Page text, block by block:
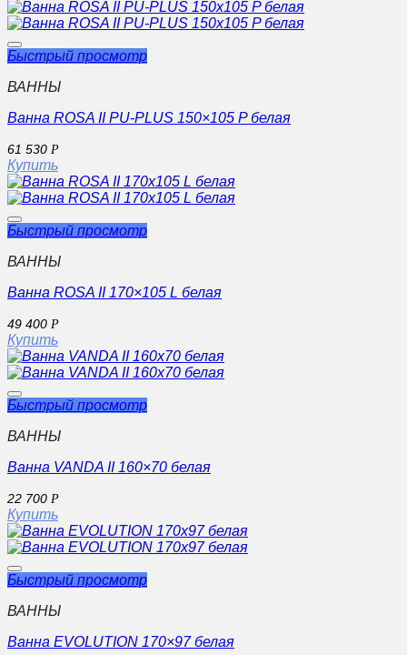
Быстрый просмотр
ВАННЫ
Ванна ROSA II PU-PLUS 150×105 P белая
61 530 Р
Купить
Быстрый просмотр
ВАННЫ
Ванна ROSA II 170×105 L белая
49 400 Р
Купить
Быстрый просмотр
ВАННЫ
Ванна VANDA II 160×70 белая
22 700 Р
Купить
Быстрый просмотр
ВАННЫ
Ванна EVOLUTION 170×97 белая